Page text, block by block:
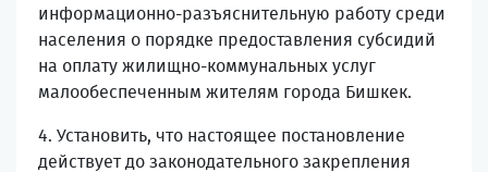
информационно-разъяснительную работу среди
населения о порядке предоставления субсидий
на оплату жилищно-коммунальных услуг
малообеспеченным жителям города Бишкек.
4. Установить, что настоящее постановление
действует до законодательного закрепления